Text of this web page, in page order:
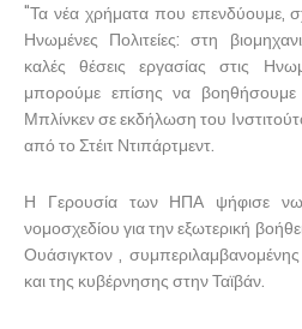
"Τα νέα χρήματα που επενδύουμε,
Ηνωμένες Πολιτείες: στη
καλές θέσεις εργασίας στις
μπορούμε επίσης να
Μπλίνκεν σε εκδήλωση του
από το Στέιτ Ντιπάρτμεντ.
Η Γερουσία των ΗΠΑ ψήφισε
νομοσχεδίου για την εξωτερική
Ουάσιγκτον ,
και της κυβέρνησης στην Ταϊβάν.